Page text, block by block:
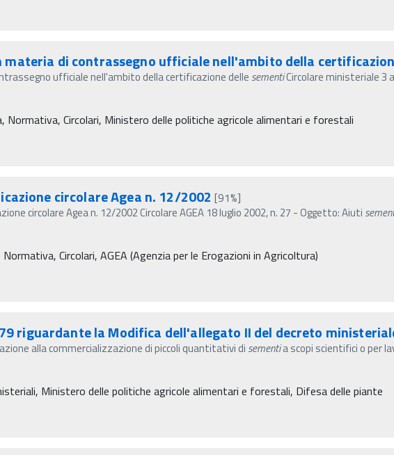
di contrassegno ufficiale nell'ambito della
ufficiale nell'ambito della certificazione delle sementiCircolare ministeriale 3
Normativa, Circolari, Ministero delle politiche agricole alimentari e forestali
circolare Agea n. 12/2002 [91%]
circolare Agea n. 12/2002 Circolare AGEA 18 luglio 2002, n. 27 - Oggetto: Aiuti
Normativa, Circolari, AGEA (Agenzia per le Erogazioni in Agricoltura)
riguardante la Modifica dell'allegato II del decreto
alla commercializzazione di piccoli quantitativi di sementia scopi scientifici o per
Ministero delle politiche agricole alimentari e forestali, Difesa delle piante